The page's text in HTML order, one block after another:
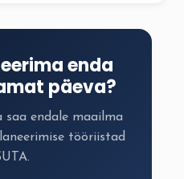
enda
päeva?
saa endale maailma
tööriistad